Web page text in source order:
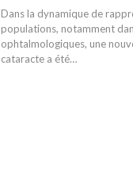
Dans la dynamique de
populations, notamment
ophtalmologiques, une
cataracte a été…